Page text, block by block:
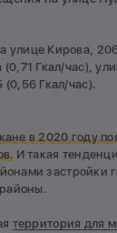
улице Кирова,
(0,71 Гкал/час),
(0,56 Гкал/час).
в 2020 году
И такая
застройки
территория для